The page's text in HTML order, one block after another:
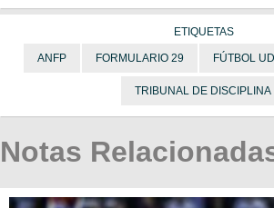
ETIQUETAS
ANFP FORMULARIO 29 FÚTBOL
TRIBUNAL DE DISCIPLINA
Notas